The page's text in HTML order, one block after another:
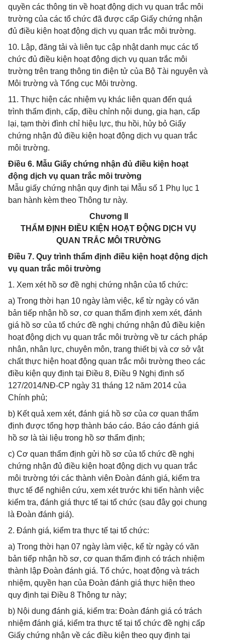
quyền các thông tin về hoạt động dịch vụ quan trắc môi
trường của các tổ chức đã được cấp Giấy chứng nhận
đủ điều kiện hoạt động dịch vụ quan trắc môi trường.
10. Lập, đăng tải và liên tục cập nhật danh mục các tổ
chức đủ điều kiện hoạt động dịch vụ quan trắc môi
trường trên trang thông tin điện tử của Bộ Tài nguyên và
Môi trường và Tổng cục Môi trường.
11. Thực hiện các nhiệm vụ khác liên quan đến quá
trình thẩm định, cấp, điều chỉnh nội dung, gia hạn, cấp
lại, tạm thời đình chỉ hiệu lực, thu hồi, hủy bỏ Giấy
chứng nhận đủ điều kiện hoạt động dịch vụ quan trắc
môi trường.
Điều 6. Mẫu Giấy chứng nhận đủ điều kiện hoạt
động dịch vụ quan trắc môi trường
Mẫu giấy chứng nhận quy định tại Mẫu số 1 Phụ lục 1
ban hành kèm theo Thông tư này.
Chương II
THẨM ĐỊNH ĐIỀU KIỆN HOẠT ĐỘNG DỊCH VỤ
QUAN TRẮC MÔI TRƯỜNG
Điều 7. Quy trình thẩm định điều kiện hoạt động dịch
vụ quan trắc môi trường
1. Xem xét hồ sơ đề nghị chứng nhận của tổ chức:
a) Trong thời hạn 10 ngày làm việc, kể từ ngày có văn
bản tiếp nhận hồ sơ, cơ quan thẩm định xem xét, đánh
giá hồ sơ của tổ chức đề nghị chứng nhận đủ điều kiện
hoạt động dịch vụ quan trắc môi trường về tư cách pháp
nhân, nhân lực, chuyên môn, trang thiết bị và cơ sở vật
chất thực hiện hoạt động quan trắc môi trường theo các
điều kiện quy định tại Điều 8, Điều 9 Nghị định số
127/2014/NĐ-CP ngày 31 tháng 12 năm 2014 của
Chính phủ;
b) Kết quả xem xét, đánh giá hồ sơ của cơ quan thẩm
định được tổng hợp thành báo cáo. Báo cáo đánh giá
hồ sơ là tài liệu trong hồ sơ thẩm định;
c) Cơ quan thẩm định gửi hồ sơ của tổ chức đề nghị
chứng nhận đủ điều kiện hoạt động dịch vụ quan trắc
môi trường tới các thành viên Đoàn đánh giá, kiểm tra
thực tế để nghiên cứu, xem xét trước khi tiến hành việc
kiểm tra, đánh giá thực tế tại tổ chức (sau đây gọi chung
là Đoàn đánh giá).
2. Đánh giá, kiểm tra thực tế tại tổ chức:
a) Trong thời hạn 07 ngày làm việc, kể từ ngày có văn
bản tiếp nhận hồ sơ, cơ quan thẩm định có trách nhiệm
thành lập Đoàn đánh giá. Tổ chức, hoạt động và trách
nhiệm, quyền hạn của Đoàn đánh giá thực hiện theo
quy định tại Điều 8 Thông tư này;
b) Nội dung đánh giá, kiểm tra: Đoàn đánh giá có trách
nhiệm đánh giá, kiểm tra thực tế tại tổ chức đề nghị cấp
Giấy chứng nhận về các điều kiện theo quy định tại